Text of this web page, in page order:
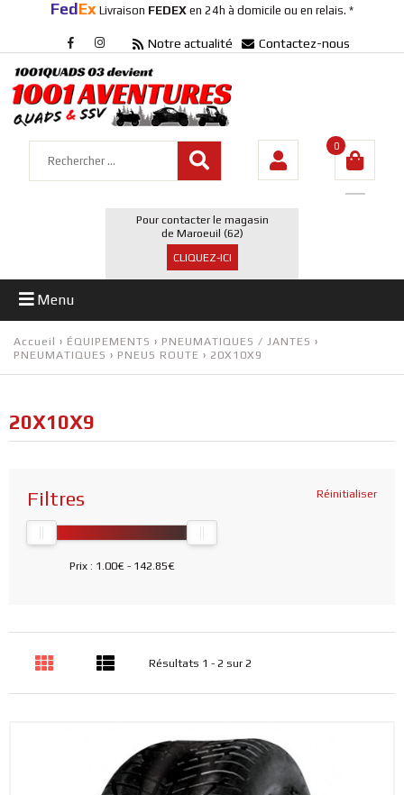
Fed Ex Livraison FEDEX en 24h à domicile ou en relais. *
Notre actualité Contactez-nous
0
Pour contacter le magasin
de Maroeuil (62)
CLIQUEZ-ICI
Menu
Accueil › ÉQUIPEMENTS › PNEUMATIQUES / JANTES ›
PNEUMATIQUES › PNEUS ROUTE › 20X10X9
20X10X9
Filtres Réinitialiser
Prix : 1.00€- 142.85€
Résultats 1 - 2 sur 2